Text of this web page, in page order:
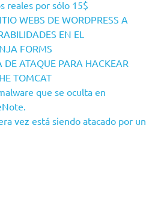
reales por sólo 15$
WEBS DE WORDPRESS A
EN EL
FORMS
DE ATAQUE PARA HACKEAR
TOMCAT
que se oculta en
vez está siendo atacado por un